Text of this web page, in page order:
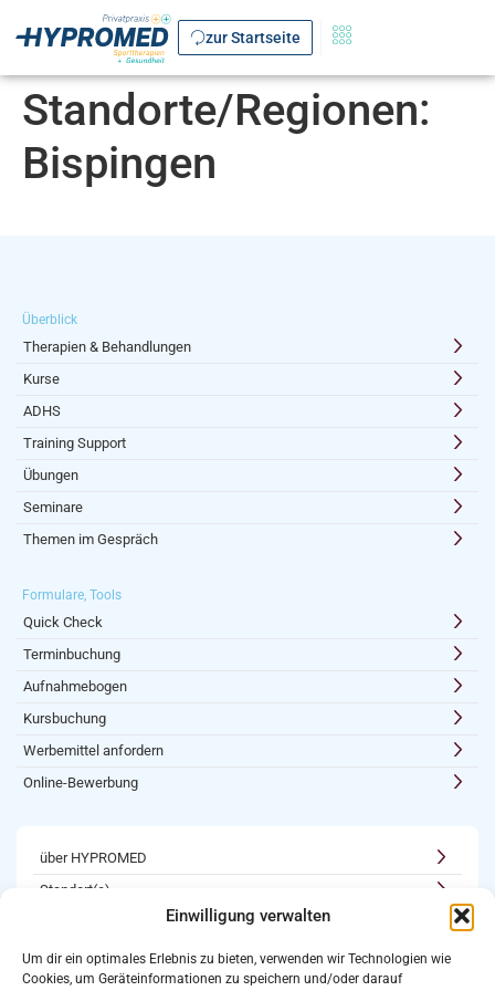
Einwilligung verwalten
Um dir ein optimales Erlebnis zu bieten, verwenden wir Technologien wie
Cookies, um Geräteinformationen zu speichern und/oder darauf
zur Startseite
Standorte/Regionen:
Bispingen
Überblick
Therapien & Behandlungen
Kurse
ADHS
Training Support
Übungen
Seminare
Themen im Gespräch
Formulare, Tools
Quick Check
Terminbuchung
Aufnahmebogen
Kursbuchung
Werbemittel anfordern
Online-Bewerbung
über HYPROMED
Standort(e)
Karriere
Newsletter